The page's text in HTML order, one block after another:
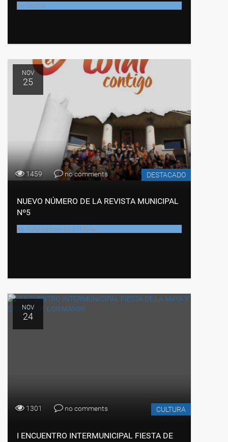
by Joche
NOV
25
1459 no comments DESTACADO
NUEVO NÚMERO DE LA REVISTA MUNICIPAL
Nº5
by Ayuntamiento El Molar
NOV
24
1301 no comments CULTURA
I ENCUENTRO INTERMUNICIPAL FIESTA DE